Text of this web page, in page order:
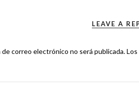
LEAVE A
de correo electrónico no será publicada.